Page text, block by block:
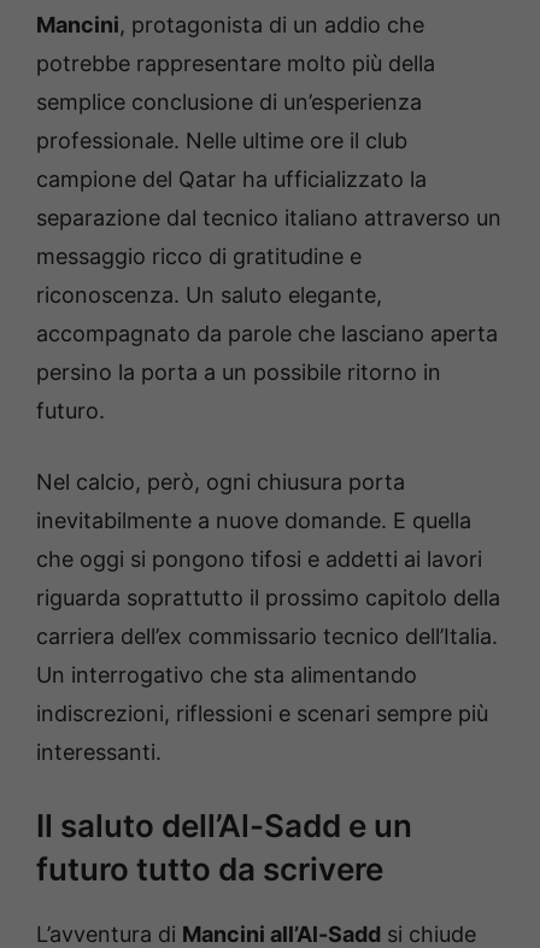
Mancini, protagonista di un addio che
potrebbe rappresentare molto più della
semplice conclusione di un’esperienza
professionale. Nelle ultime ore il club
campione del Qatar ha ufficializzato la
separazione dal tecnico italiano attraverso un
messaggio ricco di gratitudine e
riconoscenza. Un saluto elegante,
accompagnato da parole che lasciano aperta
persino la porta a un possibile ritorno in
futuro.
Nel calcio, però, ogni chiusura porta
inevitabilmente a nuove domande. E quella
che oggi si pongono tifosi e addetti ai lavori
riguarda soprattutto il prossimo capitolo della
carriera dell’ex commissario tecnico dell’Italia.
Un interrogativo che sta alimentando
indiscrezioni, riflessioni e scenari sempre più
interessanti.
Il saluto dell’Al-Sadd e un
futuro tutto da scrivere
L’avventura di Mancini all’Al-Sadd si chiude